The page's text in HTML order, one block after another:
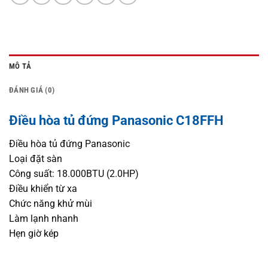
MÔ TẢ
ĐÁNH GIÁ (0)
Điều hòa tủ đứng Panasonic C18FFH
Điều hòa tủ đứng Panasonic
Loại đặt sàn
Công suất: 18.000BTU (2.0HP)
Điều khiển từ xa
Chức năng khử mùi
Làm lạnh nhanh
Hẹn giờ kép